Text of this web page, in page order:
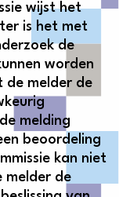
wijst het
is het met
de
worden
de melder de
melding
beoordeling
kan niet
melder de